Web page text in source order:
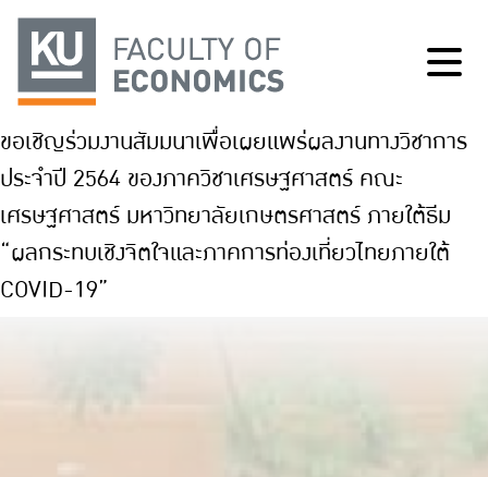
ขอเชิญร่วมงานสัมมนาเพื่อเผยแพร่ผลงานทางวิชาการ
ประจำปี 2564 ของภาควิชาเศรษฐศาสตร์ คณะ
เศรษฐศาสตร์ มหาวิทยาลัยเกษตรศาสตร์ ภายใต้ธีม
“ผลกระทบเชิงจิตใจและภาคการท่องเที่ยวไทยภายใต้
COVID-19”